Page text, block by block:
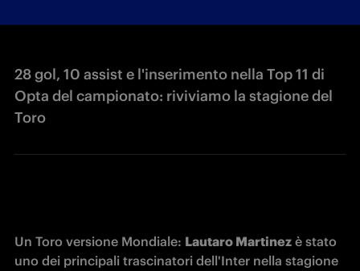
28 gol, 10 assist e l'inserimento nella Top 11 di
Opta del campionato: riviviamo la stagione del
Toro
Un Toro versione Mondiale: Lautaro Martinez è stato
uno dei principali trascinatori dell'Inter nella stagione